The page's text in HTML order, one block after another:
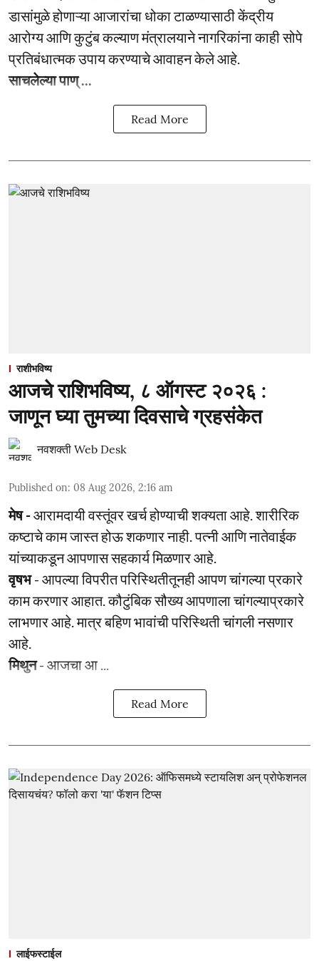
डासांमुळे होणाऱ्या आजारांचा धोका टाळण्यासाठी केंद्रीय
आरोग्य आणि कुटुंब कल्याण मंत्रालयाने नागरिकांना काही सोपे
प्रतिबंधात्मक उपाय करण्याचे आवाहन केले आहे.
साचलेल्या पाण् ...
Read More
राशीभविष्य
आजचे राशिभविष्य, ८ ऑगस्ट २०२६ :
जाणून घ्या तुमच्या दिवसाचे ग्रहसंकेत
नवशक्ती Web Desk
Published on: 08 Aug 2026, 2:16 am
मेष -आरामदायी वस्तूंवर खर्च होण्याची शक्यता आहे. शारीरिक
कष्टाचे काम जास्त होऊ शकणार नाही. पत्नी आणि नातेवाईक
यांच्याकडून आपणास सहकार्य मिळणार आहे.
वृषभ- आपल्या विपरीत परिस्थितीतूनही आपण चांगल्या प्रकारे
काम करणार आहात. कौटुंबिक सौख्य आपणाला चांगल्याप्रकारे
लाभणार आहे. मात्र बहिण भावांची परिस्थिती चांगली नसणार
आहे.
मिथुन- आजचा आ ...
Read More
लाईफस्टाईल